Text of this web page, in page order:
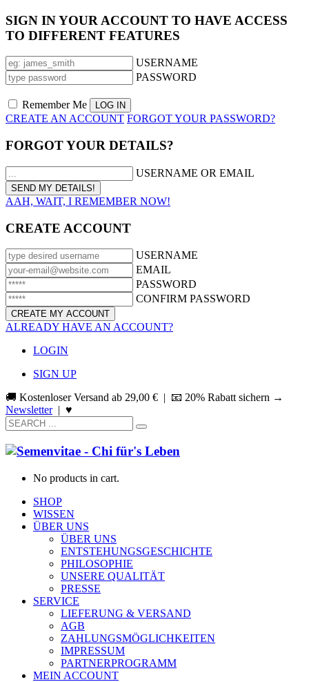
SIGN IN YOUR ACCOUNT TO HAVE ACCESS
TO DIFFERENT FEATURES
USERNAME
PASSWORD
Remember Me
CREATE AN ACCOUNT FORGOT YOUR PASSWORD?
FORGOT YOUR DETAILS?
USERNAME OR EMAIL
AAH, WAIT, I REMEMBER NOW!
CREATE ACCOUNT
USERNAME
EMAIL
PASSWORD
CONFIRM PASSWORD
ALREADY HAVE AN ACCOUNT?
LOGIN
SIGN UP
🚚 Kostenloser Versand ab 29,00 € | 📧 20% Rabatt sichern →
Newsletter| ♥
No products in cart.
SHOP
WISSEN
ÜBER UNS
ÜBER UNS
ENTSTEHUNGSGESCHICHTE
PHILOSOPHIE
UNSERE QUALITÄT
PRESSE
SERVICE
LIEFERUNG & VERSAND
AGB
ZAHLUNGSMÖGLICHKEITEN
IMPRESSUM
PARTNERPROGRAMM
MEIN ACCOUNT